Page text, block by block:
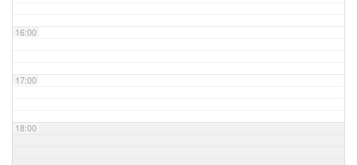
16:00
17:00
18:00